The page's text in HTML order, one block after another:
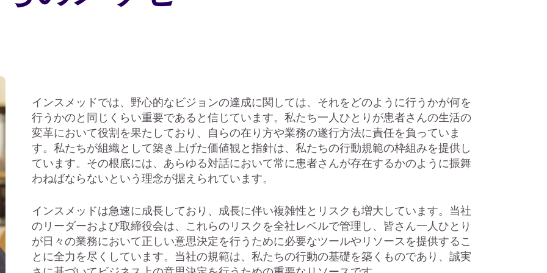
インスメッドでは、野心的なビジョンの達成に関しては、それをどのように行うかが何を
行うかのと同じくらい重要であると信じています。私たち一人ひとりが患者さんの生活の
変革において役割を果たしており、自らの在り方や業務の遂行方法に責任を負っていま
す。私たちが組織として築き上げた価値観と指針は、私たちの行動規範の枠組みを提供し
ています。その根底には、あらゆる対話において常に患者さんが存在するかのように振舞
わねばならないという理念が据えられています。
インスメッドは急速に成長しており、成長に伴い複雑性とリスクも増大しています。当社
のリーダーおよび取締役会は、これらのリスクを全社レベルで管理し、皆さん一人ひとり
が日々の業務において正しい意思決定を行うために必要なツールやリソースを提供するこ
とに全力を尽くしています。当社の規範は、私たちの行動の基礎を築くものであり、誠実